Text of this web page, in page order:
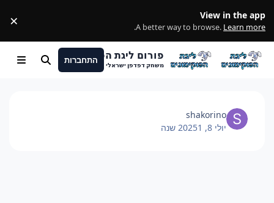
View in the app
A better way to browse. Learn more
.
×
פורום ליגת הפוקימונים
משחק דפדפן ישראלי
התחברות חיפוש Menu
shakorino
יולי 8, 2025
1 שנה